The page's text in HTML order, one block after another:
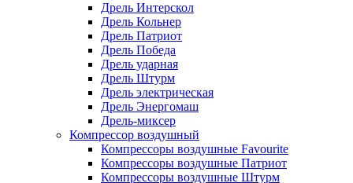
Дрель Интерскол
Дрель Кольнер
Дрель Патриот
Дрель Победа
Дрель ударная
Дрель Штурм
Дрель электрическая
Дрель Энергомаш
Дрель-миксер
Компрессор воздушный
Компрессоры воздушные Favourite
Компрессоры воздушные Патриот
Компрессоры воздушные Штурм